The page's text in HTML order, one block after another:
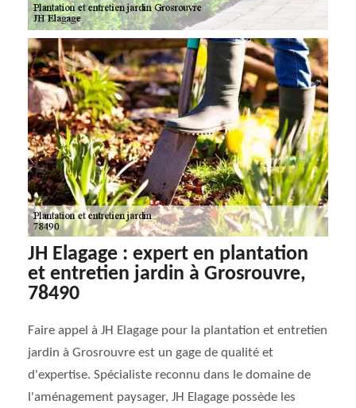
JH Elagage : expert en plantation
et entretien jardin à Grosrouvre,
78490
Faire appel à JH Elagage pour la plantation et entretien
jardin à Grosrouvre est un gage de qualité et
d'expertise. Spécialiste reconnu dans le domaine de
l'aménagement paysager, JH Elagage possède les